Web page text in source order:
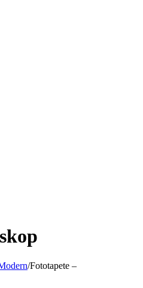
/Fototapete –